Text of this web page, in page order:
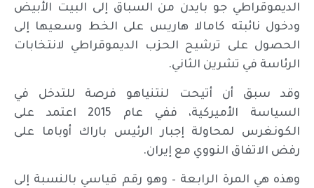
الديموقراطي جو بايدن من السباق إلى البيت الأبيض
ودخول نائبته كامالا هاريس على الخط وسعيها إلى
الحصول على ترشيح الحزب الديموقراطي لانتخابات
الرئاسة في تشرين الثاني.
وقد سبق أن أتيحت لنتنياهو فرصة للتدخل في
السياسة الأميركية، ففي عام 2015 اعتمد على
الكونغرس لمحاولة إجبار الرئيس باراك أوباما على
رفض الاتفاق النووي مع إيران.
وهذه هي المرة الرابعة – وهو رقم قياسي بالنسبة إلى